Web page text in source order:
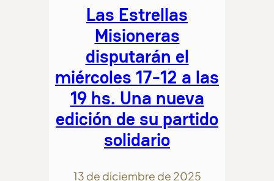
Las Estrellas
Misioneras
disputarán el
miércoles 17-12 a las
19 hs. Una nueva
edición de su partido
solidario
13 de diciembre de 2025